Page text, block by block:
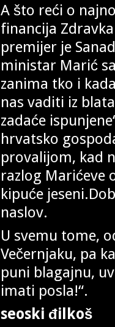
A što reći o
financija
premijer je
ministar Marić
zanima tko i
nas vaditi iz
zadaće
hrvatsko
provalijom, kad
razlog Marićeve
kipuće
naslov.
U svemu tome,
Večernjaku, pa
puni blagajnu,
imati posla!“.
seoski đilkoš